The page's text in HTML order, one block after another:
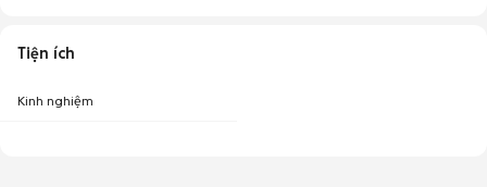
Tiện ích
Kinh nghiệm